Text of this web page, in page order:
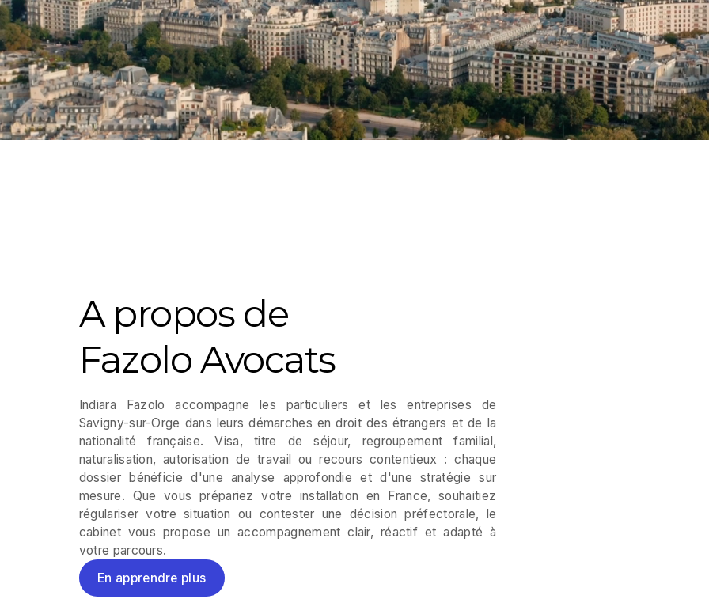
Prendre rendez-vous
Prendre rendez-vous
A propos de
Fazolo Avocats
Indiara Fazolo accompagne les particuliers et les entreprises de
Savigny-sur-Orge dans leurs démarches en droit des étrangers et de la
nationalité française. Visa, titre de séjour, regroupement familial,
naturalisation, autorisation de travail ou recours contentieux : chaque
dossier bénéficie d'une analyse approfondie et d'une stratégie sur
mesure. Que vous prépariez votre installation en France, souhaitiez
régulariser votre situation ou contester une décision préfectorale, le
cabinet vous propose un accompagnement clair, réactif et adapté à
votre parcours.
En apprendre plus